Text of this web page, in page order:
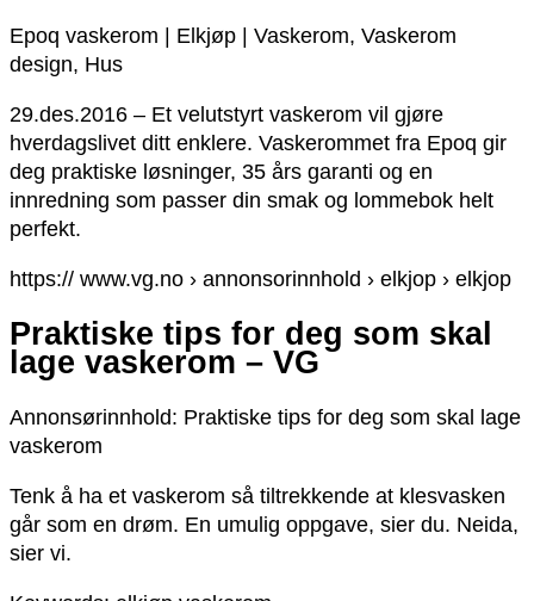
Epoq vaskerom | Elkjøp | Vaskerom, Vaskerom
design, Hus
29.des.2016 – Et velutstyrt vaskerom vil gjøre
hverdagslivet ditt enklere. Vaskerommet fra Epoq gir
deg praktiske løsninger, 35 års garanti og en
innredning som passer din smak og lommebok helt
perfekt.
https:// www.vg.no › annonsorinnhold › elkjop › elkjop
Praktiske tips for deg som skal
lage vaskerom – VG
Annonsørinnhold: Praktiske tips for deg som skal lage
vaskerom
Tenk å ha et vaskerom så tiltrekkende at klesvasken
går som en drøm. En umulig oppgave, sier du. Neida,
sier vi.